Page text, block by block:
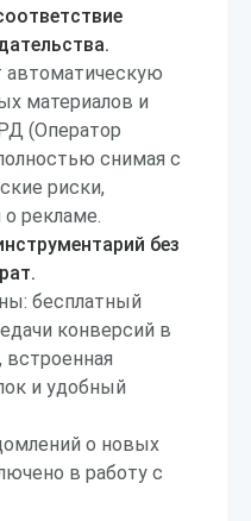
автоматическую
материалов и
(Оператор
снимая с
риски,
рекламе.
без
бесплатный
конверсий в
и удобный
о новых
в работу с